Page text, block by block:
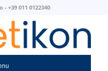
+39 011 0122340